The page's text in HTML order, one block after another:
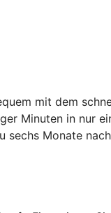
mit dem
Minuten in
Monate